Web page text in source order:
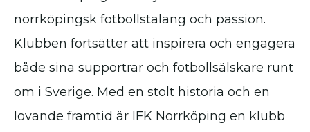
norrköpingsk fotbollstalang och passion.
Klubben fortsätter att inspirera och engagera
både sina supportrar och fotbollsälskare runt
om i Sverige. Med en stolt historia och en
lovande framtid är IFK Norrköping en klubb